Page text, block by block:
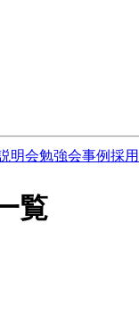
明会勉強会事例採用
覧